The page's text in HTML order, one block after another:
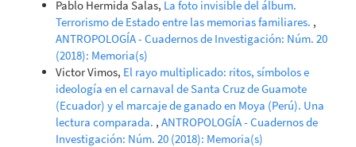
Pablo Hermida Salas, La foto invisible del álbum.
Terrorismo de Estado entre las memorias familiares. ,
ANTROPOLOGÍA - Cuadernos de Investigación: Núm. 20
(2018): Memoria(s)
Victor Vimos, El rayo multiplicado: ritos, símbolos e
ideología en el carnaval de Santa Cruz de Guamote
(Ecuador) y el marcaje de ganado en Moya (Perú). Una
lectura comparada. , ANTROPOLOGÍA - Cuadernos de
Investigación: Núm. 20 (2018): Memoria(s)